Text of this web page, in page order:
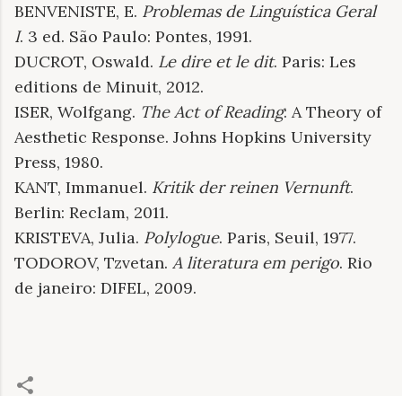
BENVENISTE, E. Problemas de Linguística Geral
I. 3 ed. São Paulo: Pontes, 1991.
DUCROT, Oswald. Le dire et le dit. Paris: Les
editions de Minuit, 2012.
ISER, Wolfgang. The Act of Reading: A Theory of
Aesthetic Response. Johns Hopkins University
Press, 1980.
KANT, Immanuel. Kritik der reinen Vernunft.
Berlin: Reclam, 2011.
KRISTEVA, Julia. Polylogue. Paris, Seuil, 1977.
TODOROV, Tzvetan. A literatura em perigo. Rio
de janeiro: DIFEL, 2009.